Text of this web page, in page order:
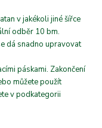
v jakékoli jiné šířce
odběr 10 bm.
dá snadno upravovat
páskami. Zakončení
můžete použít
v podkategorii